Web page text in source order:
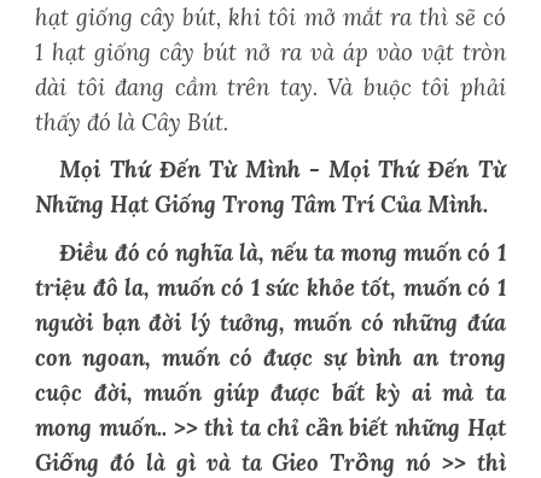
hạt giống cây bút, khi tôi mở mắt ra thì sẽ có
1 hạt giống cây bút nở ra và áp vào vật tròn
dài tôi đang cầm trên tay. Và buộc tôi phải
thấy đó là Cây Bút.
Mọi Thứ Đến Từ Mình - Mọi Thứ Đến Từ
Những Hạt Giống Trong Tâm Trí Của Mình.
Điều đó có nghĩa là, nếu ta mong muốn có 1
triệu đô la, muốn có 1 sức khỏe tốt, muốn có 1
người bạn đời lý tưởng, muốn có những đứa
con ngoan, muốn có được sự bình an trong
cuộc đời, muốn giúp được bất kỳ ai mà ta
mong muốn.. >> thì ta chỉ cần biết những Hạt
Giống đó là gì và ta Gieo Trồng nó >> thì